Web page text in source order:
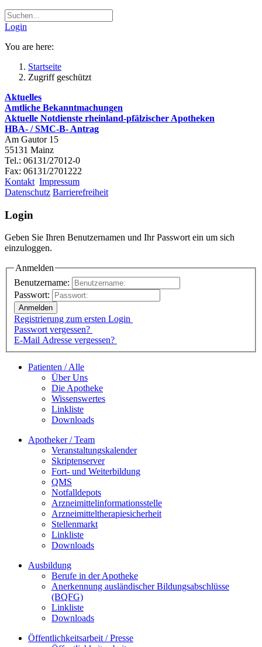
Login
You are here:
Startseite
Zugriff geschützt
Aktuelles
Amtliche Bekanntmachungen
Aktuelle Notdienste rheinland-pfälzischer Apotheken
HBA- / SMC-B- Antrag
Am Gautor 15
55131 Mainz
Tel.: 06131/27012-0
Fax: 06131/2701222
Kontakt Impressum
Datenschutz Barrierefreiheit
Login
Geben Sie Ihren Benutzernamen und Ihr Passwort ein um sich
einzuloggen.
Anmelden
Benutzername:
Passwort:
Registrierung zum ersten Login
Passwort vergessen?
E-Mail Adresse vergessen?
Patienten / Alle
Über Uns
Die Apotheke
Wissenswertes
Linkliste
Downloads
Apotheker / Team
Veranstaltungskalender
Skriptenserver
Fort- und Weiterbildung
QMS
Notfalldepots
Arzneimittelinformationsstelle
Arzneimitteltherapiesicherheit
Stellenmarkt
Linkliste
Downloads
Ausbildung
Berufe in der Apotheke
Anerkennung ausländischer Bildungsabschlüsse
(BQFG)
Linkliste
Downloads
Öffentlichkeitsarbeit / Presse